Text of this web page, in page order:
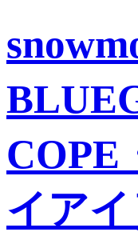
COPE
イアイ